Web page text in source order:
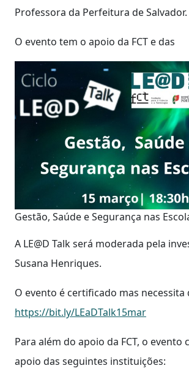
Professora da Perfeitura de Salvador.
O evento tem o apoio da FCT e das
Gestão, Saúde e Segurança nas
A LE@D Talk será moderada pela
Susana Henriques.
O evento é certificado mas necessita
https://bit.ly/LEaDTalk15mar
Para além do apoio da FCT, o evento
apoio das seguintes instituições: